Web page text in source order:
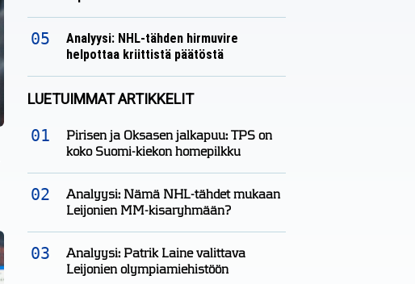
Analyysi: NHL-tähden hirmuvire
helpottaa kriittistä päätöstä
LUETUIMMAT ARTIKKELIT
Pirisen ja Oksasen jalkapuu: TPS on
koko Suomi-kiekon homepilkku
Analyysi: Nämä NHL-tähdet mukaan
Leijonien MM-kisaryhmään?
Analyysi: Patrik Laine valittava
Leijonien olympiamiehistöön